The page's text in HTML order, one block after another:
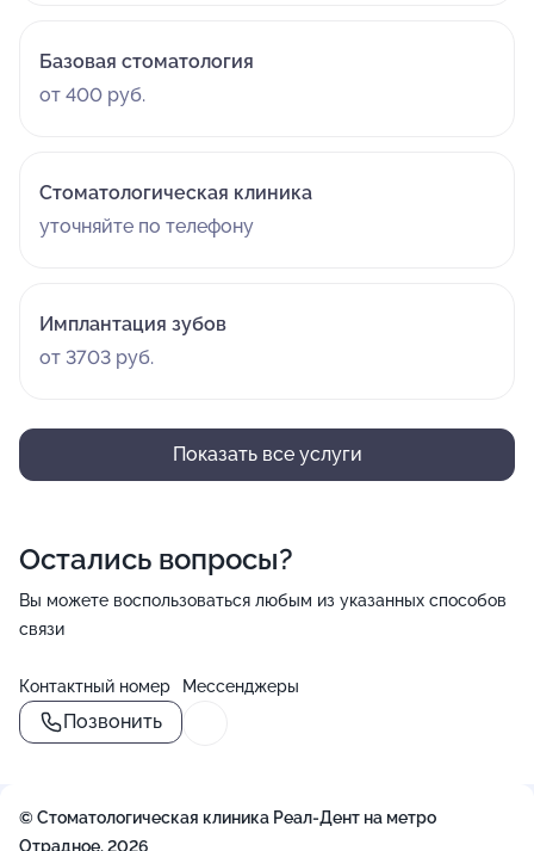
Базовая стоматология
от 400 руб.
Стоматологическая клиника
уточняйте по телефону
Имплантация зубов
от 3703 руб.
Показать все услуги
Остались вопросы?
Вы можете воспользоваться любым из указанных способов
связи
Контактный номер
Позвонить
Мессенджеры
© Стоматологическая клиника Реал-Дент на метро
Отрадное, 2026